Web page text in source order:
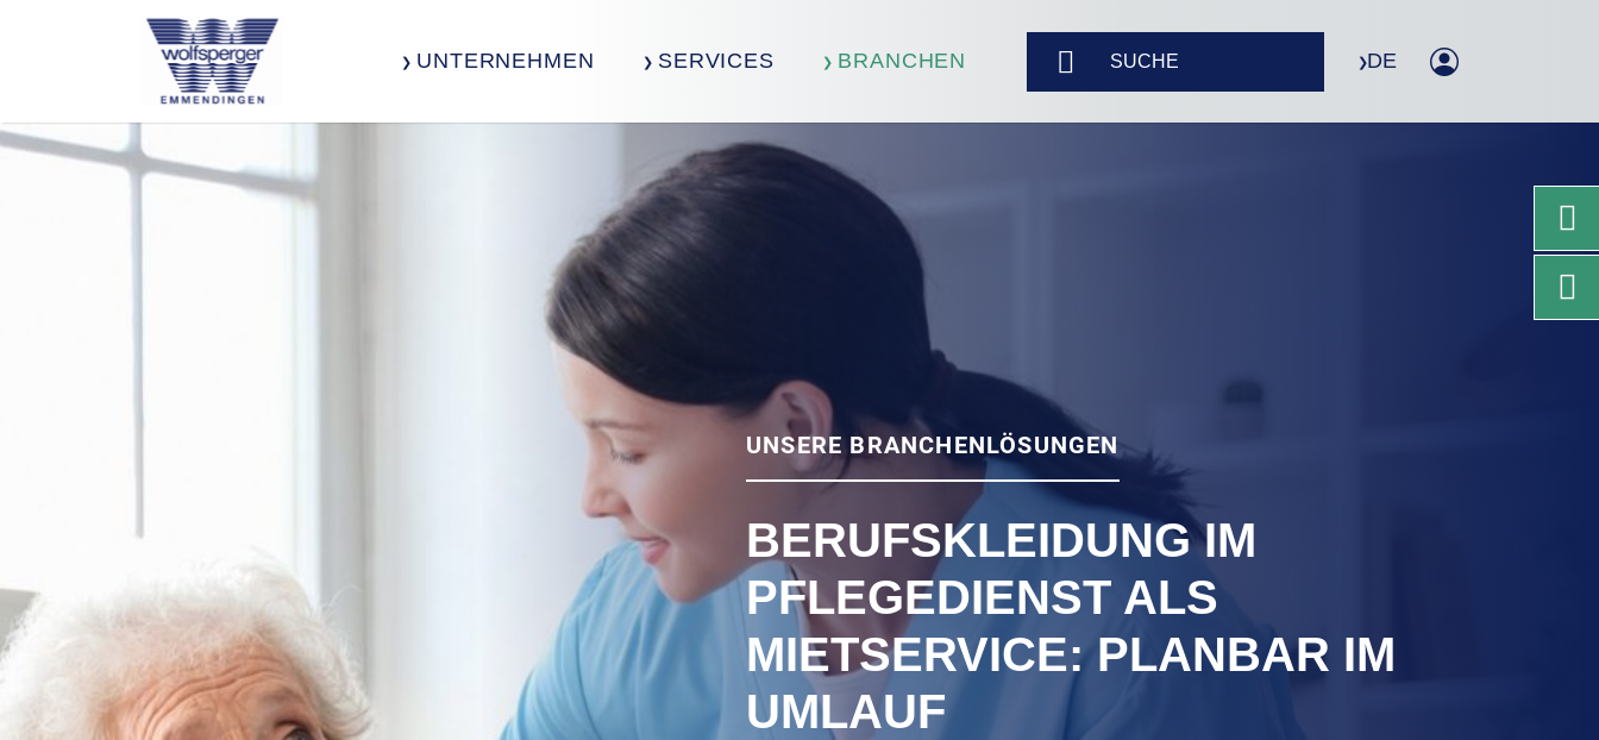
UNTERNEHMEN SERVICES BRANCHEN DE
UNSERE BRANCHENLÖSUNGEN
BERUFSKLEIDUNG IM
PFLEGEDIENST ALS
MIETSERVICE: PLANBAR IM
UMLAUF